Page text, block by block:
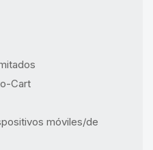
Cart
móviles/de